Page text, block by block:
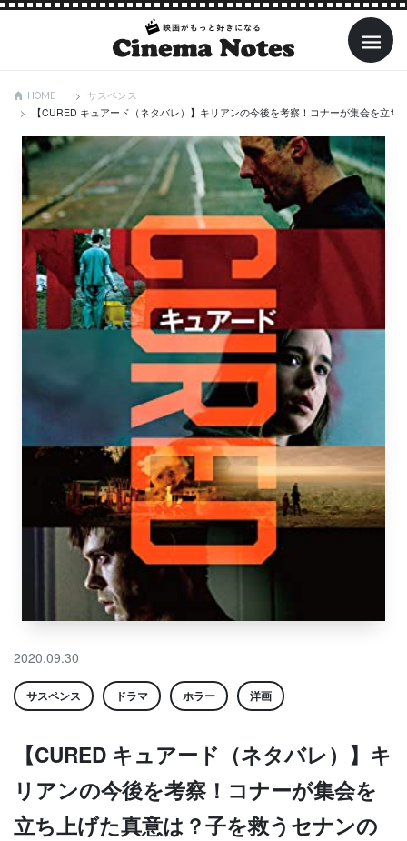
HOME
サスペンス
【CURED キュアード（ネタバレ）】キリアンの今後を考察！コナーが集会を立
2020.09.30
サスペンス ドラマ ホラー 洋画
【CURED キュアード（ネタバレ）】キ
リアンの今後を考察！コナーが集会を
立ち上げた真意は？子を救うセナンの